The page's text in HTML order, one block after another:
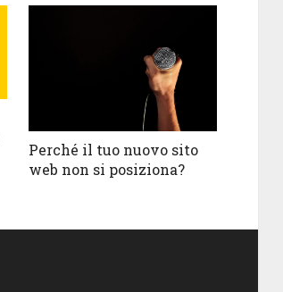
Perché il tuo nuovo sito
web non si posiziona?